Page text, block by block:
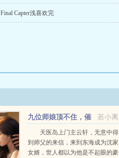
Final Capter浅喜欢完
若小离
九位师娘顶不住，催
我下山天医岛上门主云轩，无意中得
到师父的来信，来到东海成为沈家
女婿，世人都以为他是不起眼的豪